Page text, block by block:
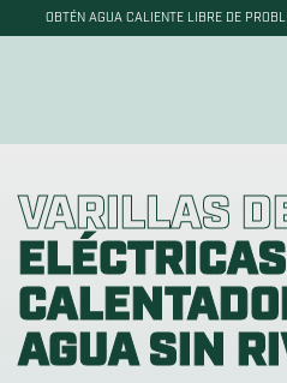
OBTÉN AGUA CALIENTE LIBRE DE
VARILLAS
AGUA SIN